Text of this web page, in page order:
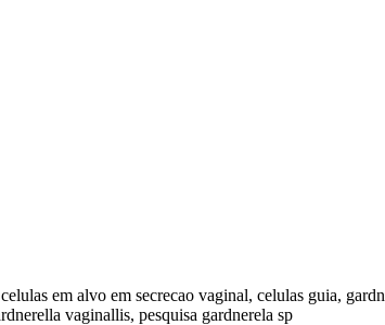
em alvo em secrecao vaginal, celulas guia,
vaginallis, pesquisa gardnerela sp